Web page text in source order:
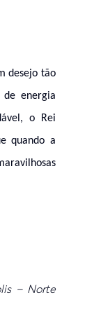
desejo tão
de energia
o Rei
quando a
– Norte